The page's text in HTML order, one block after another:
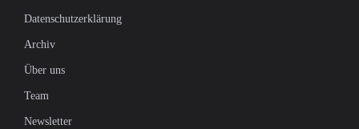
Datenschutzerklärung
Archiv
Über uns
Team
Newsletter